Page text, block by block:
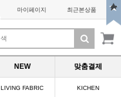
마이페이지 최근본상품
NEW 맞춤결제
LIVING FABRIC KICHEN